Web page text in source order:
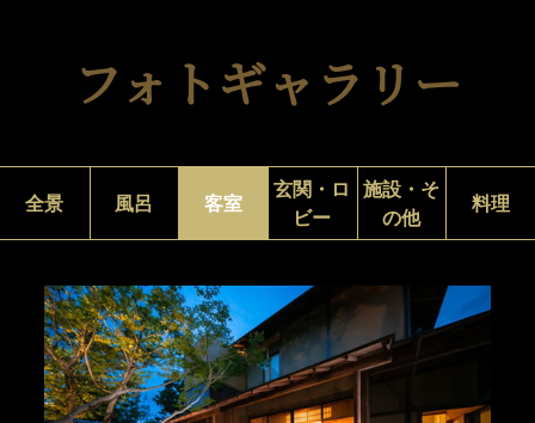
フォトギャラリー
全景 風呂 客室
玄関・ロ
ビー
施設・そ
の他
料理